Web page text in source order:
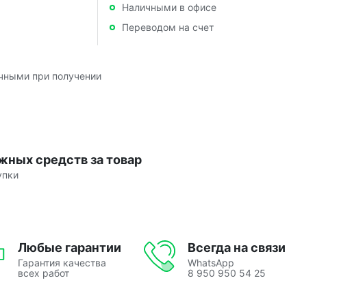
Наличными в офисе
Переводом на счет
при получении
средств за товар
Любые гарантии
Гарантия качества
всех работ
Всегда на связи
WhatsApp
8 950 950 54 25